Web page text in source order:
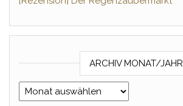
ARCHIV MONAT/JAHR
Archiv Monat/Jahr